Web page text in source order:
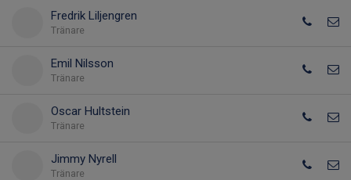
Fredrik Liljengren
Tränare
Emil Nilsson
Tränare
Oscar Hultstein
Tränare
Jimmy Nyrell
Tränare